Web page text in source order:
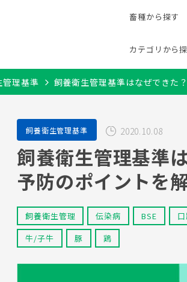
畜種から探す
カテゴリ から
牛/子牛 鶏 豚
管理基準 飼養衛生管理基準はなぜできた
飼養衛生管理基準 2020.10.08
飼養衛生管理基準
予防のポイントを
飼養衛生管理 伝染病 BSE
牛/子牛
豚 鶏